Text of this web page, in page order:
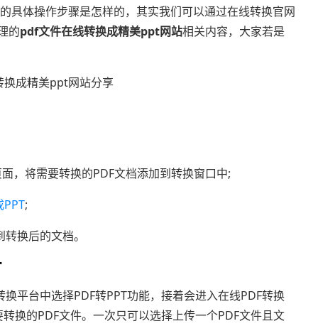
体操作步骤是怎样的，其实我们可以通过在线转换官网
的pdf文件在线转换成精美ppt网站相关内容，大家若是
，将需要转换的PDF文档添加到转换窗口中;
PPT;
换后的文档。
台中选择PDF转PPT功能，接着会进入在线PDF转换
换的PDF文件。一次只可以选择上传一个PDF文件且文